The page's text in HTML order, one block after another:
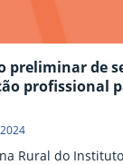
preliminar de
profissional
Rural do